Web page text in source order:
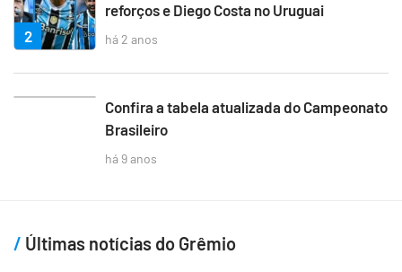
2
reforços e Diego Costa no Uruguai
há 2 anos
Confira a tabela atualizada do Campeonato
Brasileiro
há 9 anos
Últimas notícias do Grêmio